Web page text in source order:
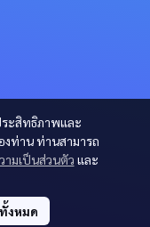
ระสิทธิภาพและ
งท่าน ท่านสามารถ
ามเป็นส่วนตัว และ
งหมด